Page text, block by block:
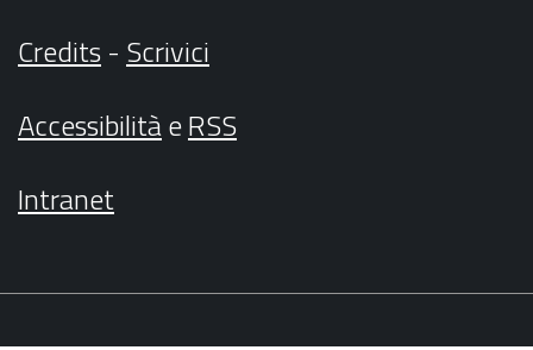
Credits- Scrivici
AccessibilitàeRSS
Intranet